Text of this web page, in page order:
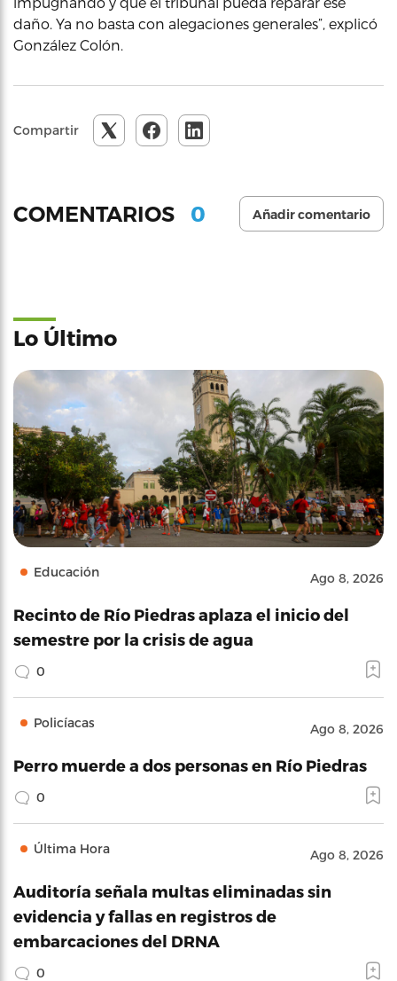
daño. Ya no basta con alegaciones generales”, explicó
González Colón.
Compartir
COMENTARIOS 0 Añadir comentario
Lo Último
Educación Ago 8, 2026
Recinto de Río Piedras aplaza el inicio del
semestre por la crisis de agua
0
Policíacas Ago 8, 2026
Perro muerde a dos personas en Río Piedras
0
Última Hora Ago 8, 2026
Auditoría señala multas eliminadas sin
evidencia y fallas en registros de
embarcaciones del DRNA
0